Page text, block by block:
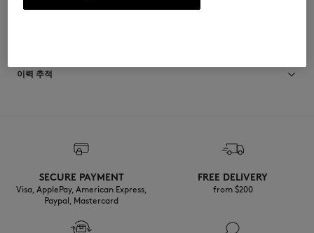
85% ACETATE
이력 추적
SECURE PAYMENT
Visa, ApplePay, American Express,
Paypal, Mastercard
FREE DELIVERY
from $200